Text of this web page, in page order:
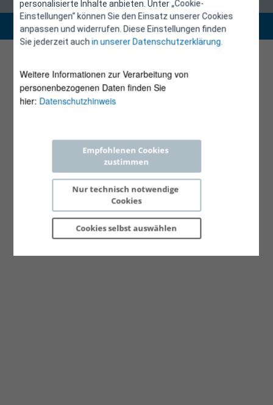
personalisierte Inhalte anbieten. Unter „Cookie-
Einstellungen“ können Sie den Einsatz unserer Cookies
anpassen und widerrufen. Diese Einstellungen finden
Sie jederzeit auchin unserer Datenschutzerklärung.
Weitere Informationen zur Verarbeitung von
personenbezogenen Daten finden Sie
hier: Datenschutzhinweis
Empfohlenen Cookies
zustimmen
Nur technisch notwendige
Cookies
Cookies selbst auswählen
Copyright 2026 © E-Control